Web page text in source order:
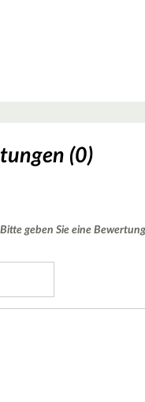
(0)
Bitte geben Sie eine